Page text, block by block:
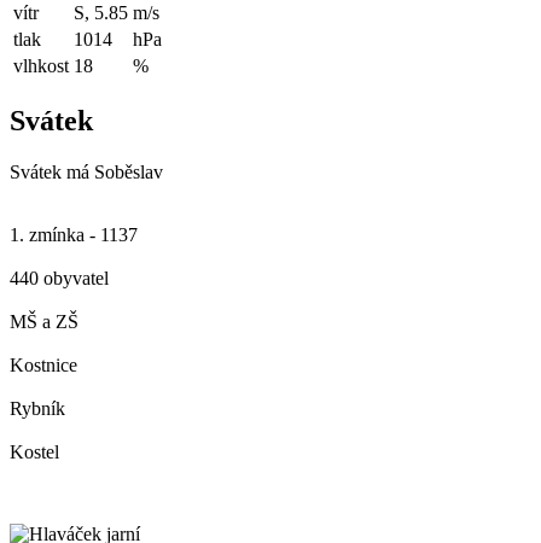
vítr
S, 5.85 m/s
tlak
1014
hPa
vlhkost 18 %
Svátek
Svátek má Soběslav
1. zmínka - 1137
440 obyvatel
MŠ a ZŠ
Kostnice
Rybník
Kostel